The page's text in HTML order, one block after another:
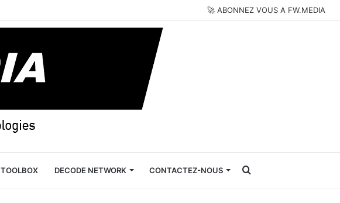
🚀 ABONNEZ VOUS A FW.MEDIA
TOOLBOX DECODE NETWORK CONTACTEZ-NOUS Rechercher